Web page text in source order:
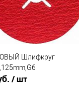
Шлифкруг
/ шт